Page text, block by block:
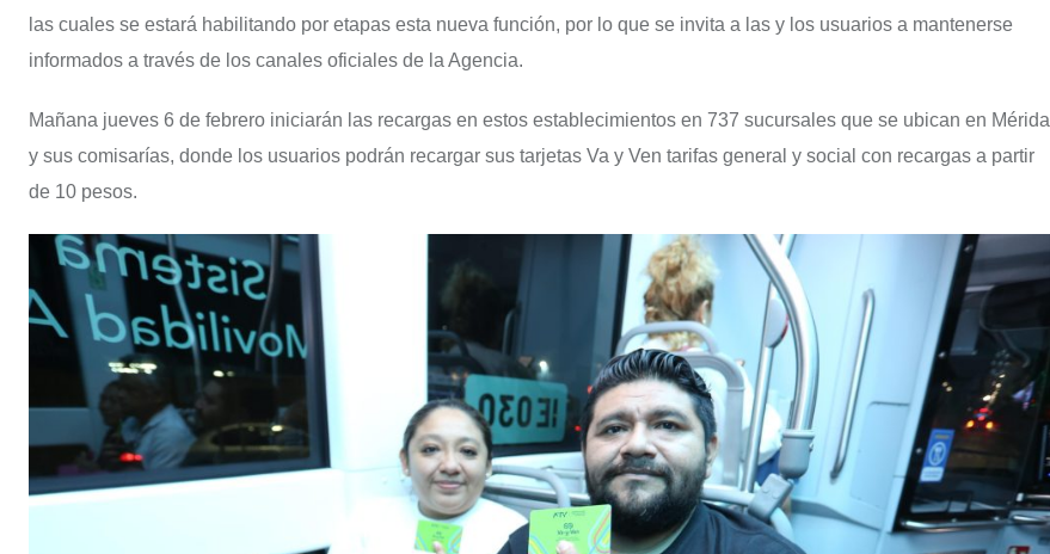
las cuales se estará habilitando por etapas esta nueva función, por lo que se invita a las y los usuarios a mantenerse
informados a través de los canales oficiales de la Agencia.
Mañana jueves 6 de febrero iniciarán las recargas en estos establecimientos en 737 sucursales que se ubican en Mérida
y sus comisarías, donde los usuarios podrán recargar sus tarjetas Va y Ven tarifas general y social con recargas a partir
de 10 pesos.